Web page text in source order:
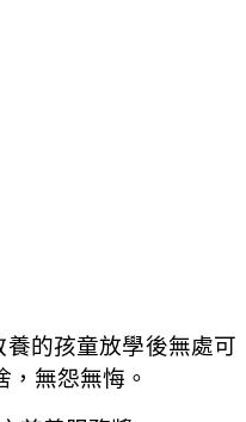
的孩童放學後無處可
無怨無悔。